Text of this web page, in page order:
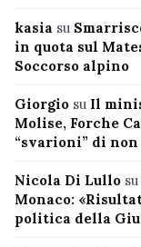
kasia su
in quota sul
Soccorso alpino
Giorgio su Il
Molise, Forche
“svarioni” di non
Nicola Di Lullo su
Monaco:
politica della